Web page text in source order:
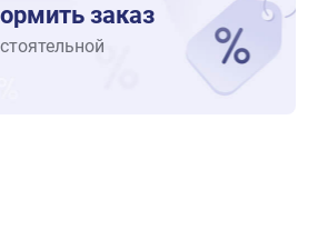
заказ